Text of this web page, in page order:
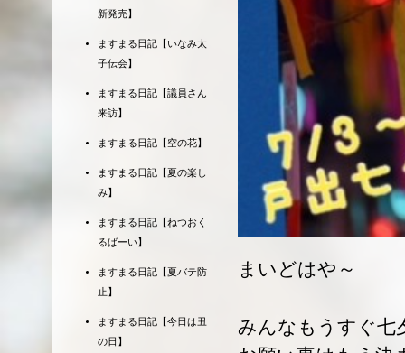
まいどはや～
みんなもうすぐ七
新発売】
ますまる日記【いなみ太
子伝会】
ますまる日記【議員さん
来訪】
ますまる日記【空の花】
ますまる日記【夏の楽し
み】
ますまる日記【ねつおく
るばーい】
ますまる日記【夏バテ防
止】
ますまる日記【今日は丑
の日】